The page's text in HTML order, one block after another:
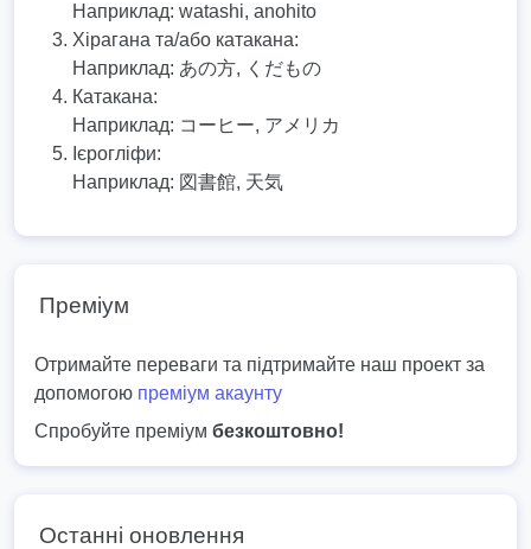
Наприклад: watashi, anohito
Хірагана та/або катакана:
Наприклад: あの方, くだもの
Катакана:
Наприклад: コーヒー, アメリカ
Ієрогліфи:
Наприклад: 図書館, 天気
Преміум
Отримайте переваги та підтримайте наш проект за
допомогою преміум акаунту
Спробуйте преміум безкоштовно!
Останні оновлення